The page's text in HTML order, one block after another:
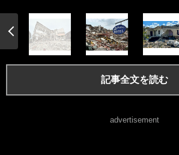
記事全文を読む
advertisement